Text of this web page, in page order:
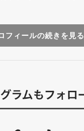
フィールの続きを見る